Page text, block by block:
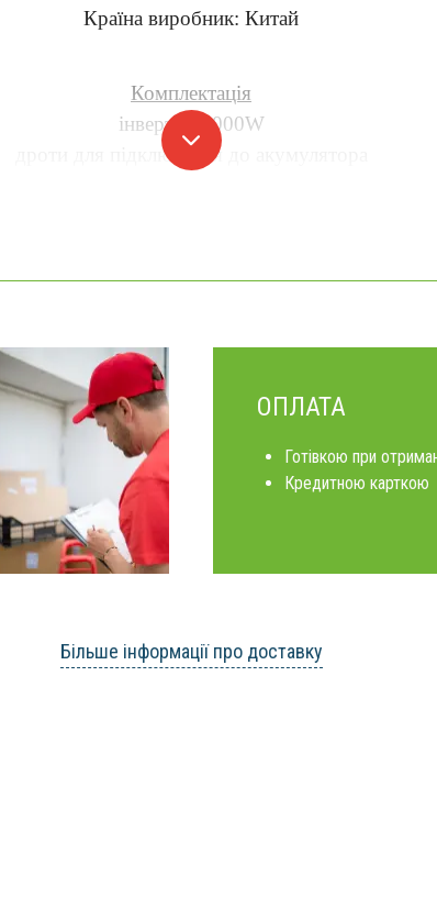
Країна виробник: Китай
Комплектація
інвертор 2000W
дроти для підключення до акумулятора
ОПЛАТА
Готівкою при
Кредитною карткою
Більше інформації про доставку